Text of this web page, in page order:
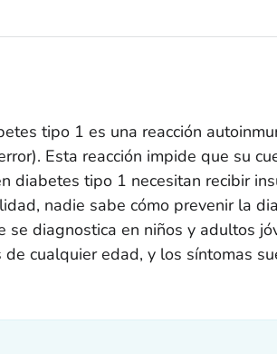
tipo 1 es una reacción
Esta reacción impide que su
diabetes tipo 1 necesitan recibir
nadie sabe cómo prevenir la
diagnostica en niños y adultos
cualquier edad, y los síntomas